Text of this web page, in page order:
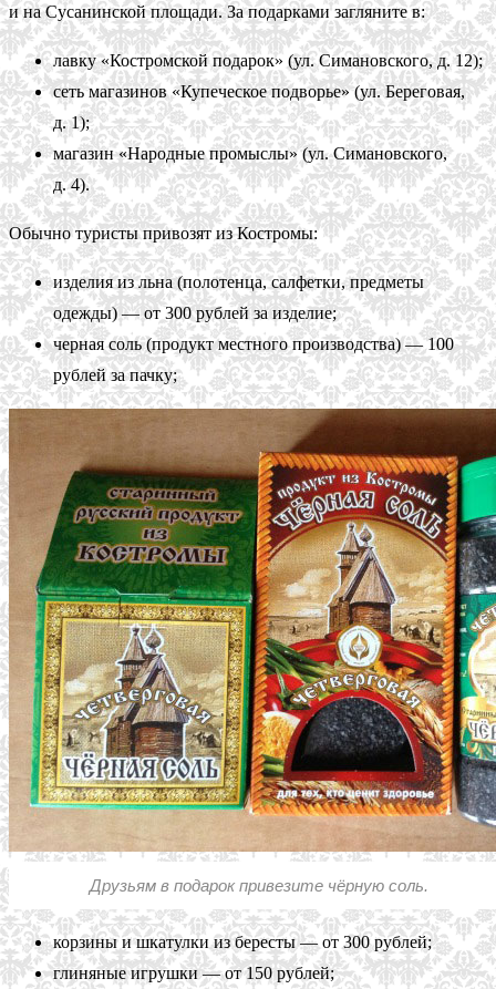
и на Сусанинской площади. За подарками загляните в:
лавку «Костромской подарок» (ул. Симановского, д. 12);
сеть магазинов «Купеческое подворье» (ул. Береговая,
д. 1);
магазин «Народные промыслы» (ул. Симановского,
д. 4).
Обычно туристы привозят из Костромы:
изделия из льна (полотенца, салфетки, предметы
одежды) — от 300 рублей за изделие;
черная соль (продукт местного производства) — 100
рублей за пачку;
Друзьям в подарок привезите чёрную соль.
корзины и шкатулки из бересты — от 300 рублей;
глиняные игрушки — от 150 рублей;